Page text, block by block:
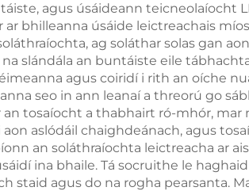
Corp
Ghléasacht
Caircín 60U
Fheidhmniú 1-
Cuir Sios go
agus úsáideann teicneolaíocht
bhilleanna úsáide leictreachais
ag soláthar solas gan
slándála an buntáiste eile
agus coiridí i rith an oíche
seo in ann leanaí a threorú go
tosaíocht a thabhairt ró-mhór, mar
aslódáil chaighdeánach, agus
an soláthraíochta leictreacha ar
ina bhaile. Tá socruithe le
agus do na rogha pearsanta.